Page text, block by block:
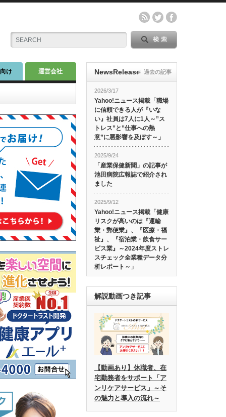
け 運営会社 NewsRelease
2026/3/17
Yahoo!ニュース掲載「職場
に信頼できる人が『いな
い』社員は7人に1人～”ス
トレス”と”仕事への熱
意”に悪影響を及ぼす～」
2025/9/24
「産業保健新聞」の記事が
池田病院広報誌で紹介され
ました
2025/9/12
Yahoo!ニュース掲載「健康
リスクが高いのは『運輸
業・郵便業』、『医療・福
祉』、『宿泊業・飲食サー
ビス業』～2024年度ストレ
スチェック全業種データ分
析レポート～」
過去の記事
解説動画つき記事
【動画あり】休職者、在
宅勤務者をサポート「ア
ンリケアサービス」～そ
の魅力と導入の流れ～